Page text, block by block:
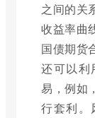
之间的关
收益率曲
国债期货
还可以利
易，例如
行套利。